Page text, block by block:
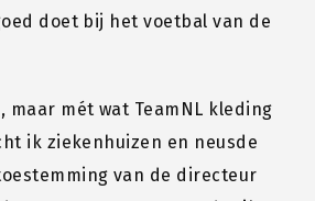
doet bij het voetbal van de
maar mét wat TeamNL kleding
ik ziekenhuizen en neusde
van de directeur